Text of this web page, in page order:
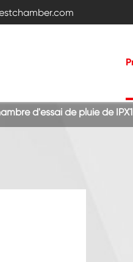
Chambre froide
Chambre d'essai
d'essai de pluie de